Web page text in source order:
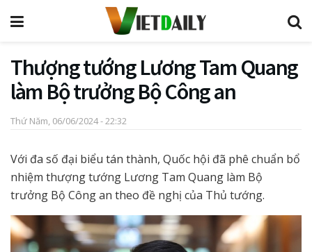
Thượng tướng Lương Tam Quang
làm Bộ trưởng Bộ Công an
Thứ Năm, 06/06/2024 - 22:32
Với đa số đại biểu tán thành, Quốc hội đã phê chuẩn bổ
nhiệm thượng tướng Lương Tam Quang làm Bộ
trưởng Bộ Công an theo đề nghị của Thủ tướng.